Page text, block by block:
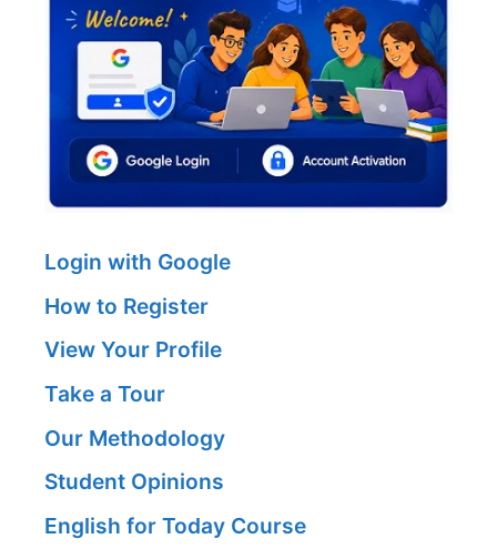
Login with Google
How to Register
View Your Profile
Take a Tour
Our Methodology
Student Opinions
English for Today Course